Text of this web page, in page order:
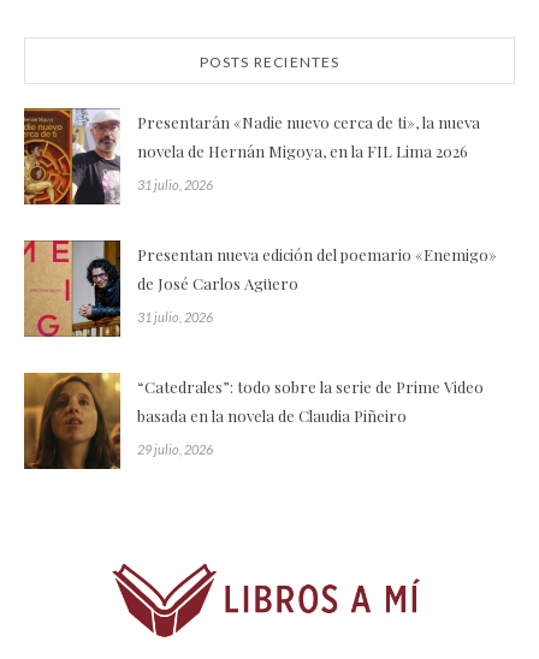
POSTS RECIENTES
Presentarán «Nadie nuevo cerca de ti», la nueva
novela de Hernán Migoya, en la FIL Lima 2026
31 julio, 2026
Presentan nueva edición del poemario «Enemigo»
de José Carlos Agüero
31 julio, 2026
“Catedrales”: todo sobre la serie de Prime Video
basada en la novela de Claudia Piñeiro
29 julio, 2026